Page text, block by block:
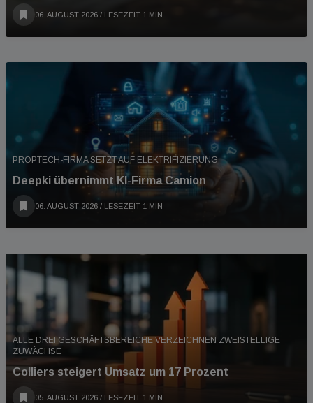
06. AUGUST 2026 / LESEZEIT 1 MIN
PROPTECH-FIRMA SETZT AUF ELEKTRIFIZIERUNG
Deepki übernimmt KI-Firma Camion
06. AUGUST 2026 / LESEZEIT 1 MIN
ALLE DREI GESCHÄFTSBEREICHE VERZEICHNEN ZWEISTELLIGE
ZUWÄCHSE
Colliers steigert Umsatz um 17 Prozent
05. AUGUST 2026 / LESEZEIT 1 MIN